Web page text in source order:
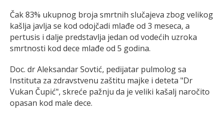
Čak 83% ukupnog broja smrtnih slučajeva zbog velikog
kašlja javlja se kod odojčadi mlađe od 3 meseca, a
pertusis i dalje predstavlja jedan od vodećih uzroka
smrtnosti kod dece mlađe od 5 godina.
Doc. dr Aleksandar Sovtić, pedijatar pulmolog sa
Instituta za zdravstvenu zaštitu majke i deteta "Dr
Vukan Čupić", skreće pažnju da je veliki kašalj naročito
opasan kod male dece.